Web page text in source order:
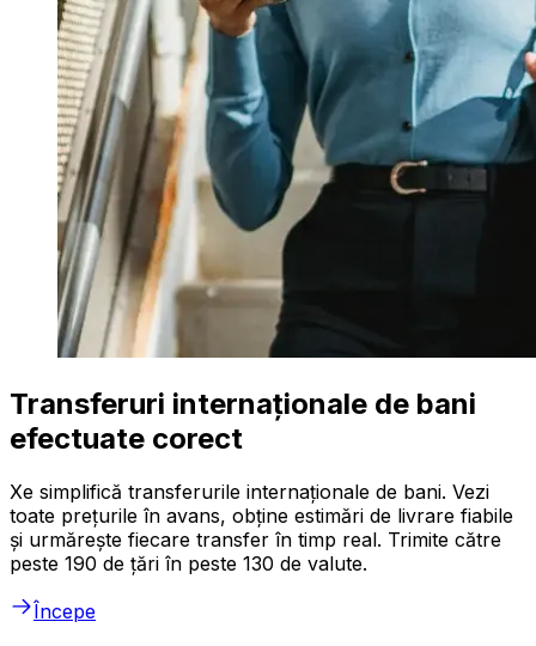
Transferuri internaționale de bani
efectuate corect
Xe simplifică transferurile internaționale de bani. Vezi
toate prețurile în avans, obține estimări de livrare fiabile
și urmărește fiecare transfer în timp real. Trimite către
peste 190 de țări în peste 130 de valute.
Începe